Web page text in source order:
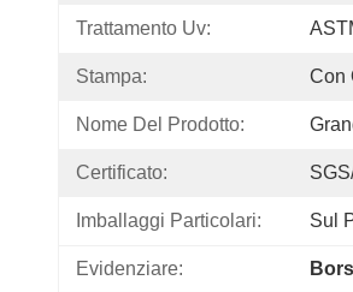
Trattamento Uv:
Stampa: Con
Nome Del Prodotto:
Certificato:
Imballaggi Particolari: Sul
Evidenziare: